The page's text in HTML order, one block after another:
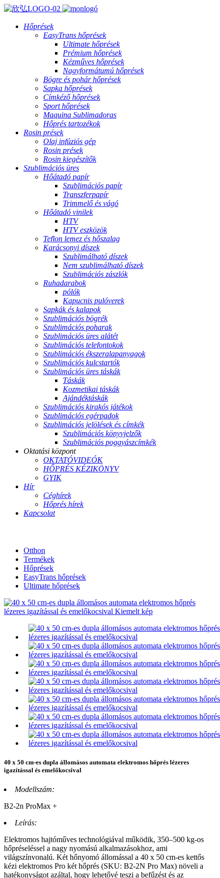
Hőprések
EasyTrans hőprések
Ultimate hőprések
Prémium hőprések
Kézműves hőprések
Nagyformátumú hőprések
Bögre és pohár hőprések
Sapka hőprések
Címkéző hőprések
Sport hőprések
Maquina Sublimadoras
Hőprés tartozékok
Rosin prések
Olaj infúziós gép
Rosin prések
Rosin kiegészítők
Szublimációs üres
Hőátadó papír
Szublimációs papír
Transzferpapír
Trimmelő és vágó
Hőátadó vinilek
HTV
HTV eszközök
Teflon lemez és hőszalag
Karácsonyi díszek
Szublimálható díszek
Nem szublimálható díszek
Szublimációs zászlók
Ruhadarabok
pólók
Kapucnis pulóverek
Sapkák és kalapok
Szublimációs bögrék
Szublimációs poharak
Szublimációs üres alátét
Szublimációs telefontokok
Szublimációs ékszeralapanyagok
Szublimációs kulcstartók
Szublimációs üres táskák
Táskák
Kozmetikai táskák
Ajándéktáskák
Szublimációs kirakós játékok
Szublimációs egérpadok
Szublimációs jelölések és címkék
Szublimációs könyvjelzők
Szublimációs poggyászcímkék
Oktatási központ
OKTATÓVIDEÓK
HŐPRÉS KÉZIKÖNYV
GYIK
Hír
Céghírek
Hőprés hírek
Kapcsolat
Otthon
Termékek
Hőprések
EasyTrans hőprések
Ultimate hőprések
40 x 50 cm-es dupla állomásos automata elektromos hőprés lézeres
igazítással és emelőkocsival
Modellszám:
B2-2n ProMax +
Leírás:
Elektromos hajtóműves technológiával működik, 350–500 kg-os
hőpréseléssel a nagy nyomású alkalmazásokhoz, ami
világszínvonalú. Két hőnyomó állomással a 40 x 50 cm-es kettős
kézi elektromos Pro két hőprés (SKU: B2-2N Pro Max) növeli a
hatékonyságot azáltal, hogy lehetővé teszi a befűzést és az